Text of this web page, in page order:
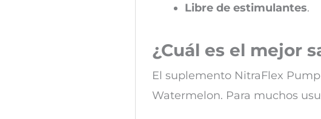
Libre de estimulantes.
¿Cuál es el mejor
El suplemento NitraFlex
Watermelon. Para muchos